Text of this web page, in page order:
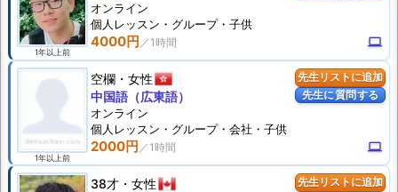
1年以上前
4000円 computer
オンライン
個人 レッスン ・グループ・子供
先生リストに追加
先生に質問する
1年以上前
空欄 女性
2000円 computer
中国語（広東語）
オンライン
個人 レッスン ・グループ・会社・子供
先生リストに追加
38才 女性